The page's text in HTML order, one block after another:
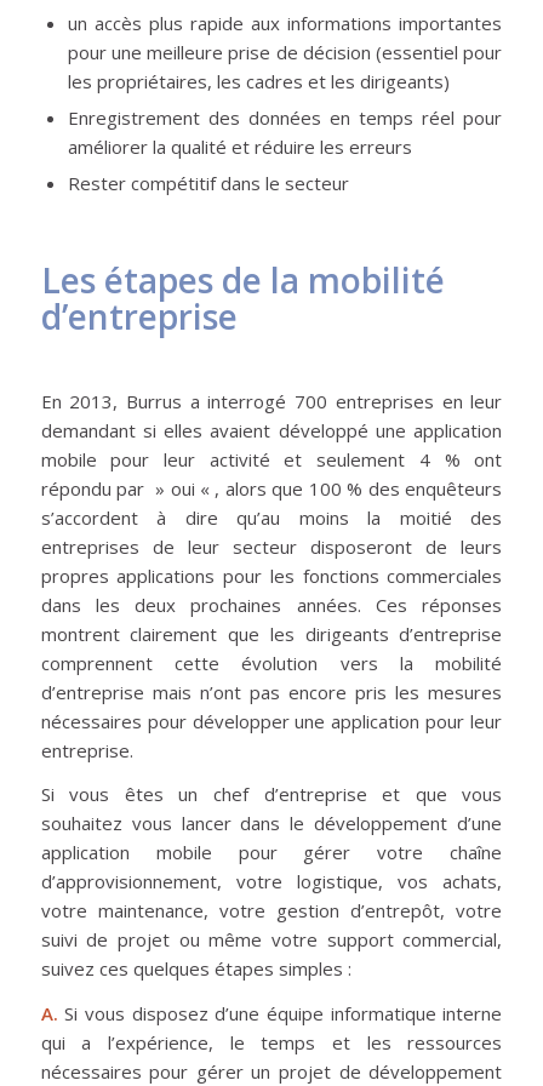
un accès plus rapide aux informations importantes
pour une meilleure prise de décision (essentiel pour
les propriétaires, les cadres et les dirigeants)
Enregistrement des données en temps réel pour
améliorer la qualité et réduire les erreurs
Rester compétitif dans le secteur
Les étapes de la mobilité
d’entreprise
En 2013, Burrus a interrogé 700 entreprises en leur
demandant si elles avaient développé une application
mobile pour leur activité et seulement 4 % ont
répondu par » oui « , alors que 100 % des enquêteurs
s’accordent à dire qu’au moins la moitié des
entreprises de leur secteur disposeront de leurs
propres applications pour les fonctions commerciales
dans les deux prochaines années. Ces réponses
montrent clairement que les dirigeants d’entreprise
comprennent cette évolution vers la mobilité
d’entreprise mais n’ont pas encore pris les mesures
nécessaires pour développer une application pour leur
entreprise.
Si vous êtes un chef d’entreprise et que vous
souhaitez vous lancer dans le développement d’une
application mobile pour gérer votre chaîne
d’approvisionnement, votre logistique, vos achats,
votre maintenance, votre gestion d’entrepôt, votre
suivi de projet ou même votre support commercial,
suivez ces quelques étapes simples :
A. Si vous disposez d’une équipe informatique interne
qui a l’expérience, le temps et les ressources
nécessaires pour gérer un projet de développement